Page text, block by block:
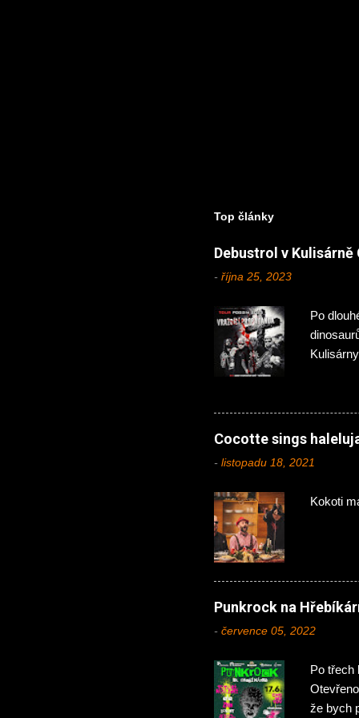
Top články
Debustrol v Kulisárně
- října 25, 2023
Po
zde
Vláďa, u
kytaristy
Cocotte sings
- listopadu 18, 2021
Kokoti
Punkrock na
- července 05, 2022
Po třech
že bych